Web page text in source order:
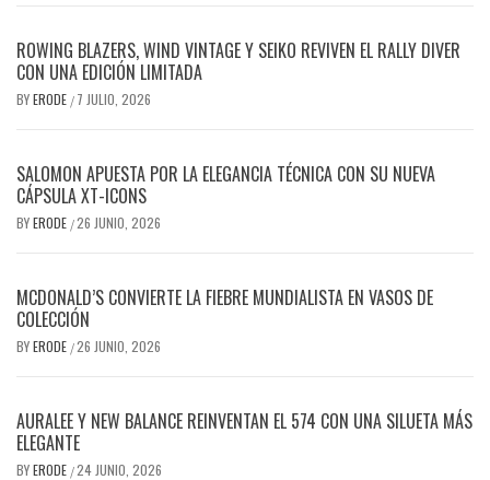
ROWING BLAZERS, WIND VINTAGE Y SEIKO REVIVEN EL RALLY DIVER
CON UNA EDICIÓN LIMITADA
BYERODE / 7 JULIO, 2026
SALOMON APUESTA POR LA ELEGANCIA TÉCNICA CON SU NUEVA
CÁPSULA XT-ICONS
BYERODE /26 JUNIO, 2026
MCDONALD’S CONVIERTE LA FIEBRE MUNDIALISTA EN VASOS DE
COLECCIÓN
BYERODE /26 JUNIO, 2026
AURALEE Y NEW BALANCE REINVENTAN EL 574 CON UNA SILUETA MÁS
ELEGANTE
BYERODE /24 JUNIO, 2026